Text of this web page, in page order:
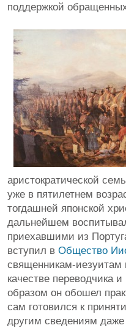
поддержкой
аристократической
уже в пятилетнем
тогдашней японской
дальнейшем
приехавшими из
вступил в Общество
священникам-иезуитам
качестве переводчика
образом он обошел
сам готовился к
другим сведениям даже